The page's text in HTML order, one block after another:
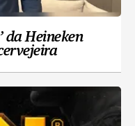
da Heineken